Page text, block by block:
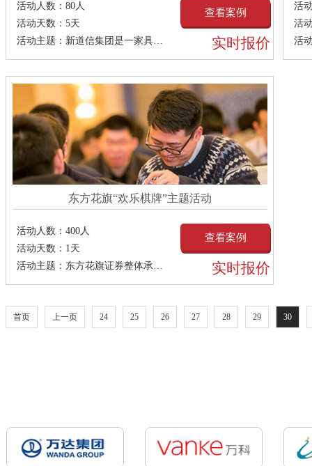
活动人数： 80人
活动天数： 5天
活动主题： 新道信集团是一家具有20余年专业经验的高品质主题景
查看案例
实时报价
活
活
活
东方花旗“欢乐棋牌”主题活动
活动人数： 400人
活动天数： 1天
活动主题： 东方花旗证券整体承接原东方证券的投资银行业务于
查看案例
实时报价
首页 上一页 24 25 26 27 28 29 30